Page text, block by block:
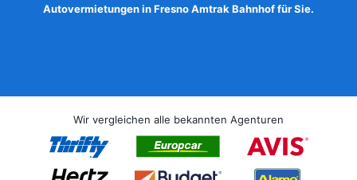
Autovermietungen in Fresno Amtrak Bahnhof für Sie.
Wir vergleichen alle bekannten Agenturen